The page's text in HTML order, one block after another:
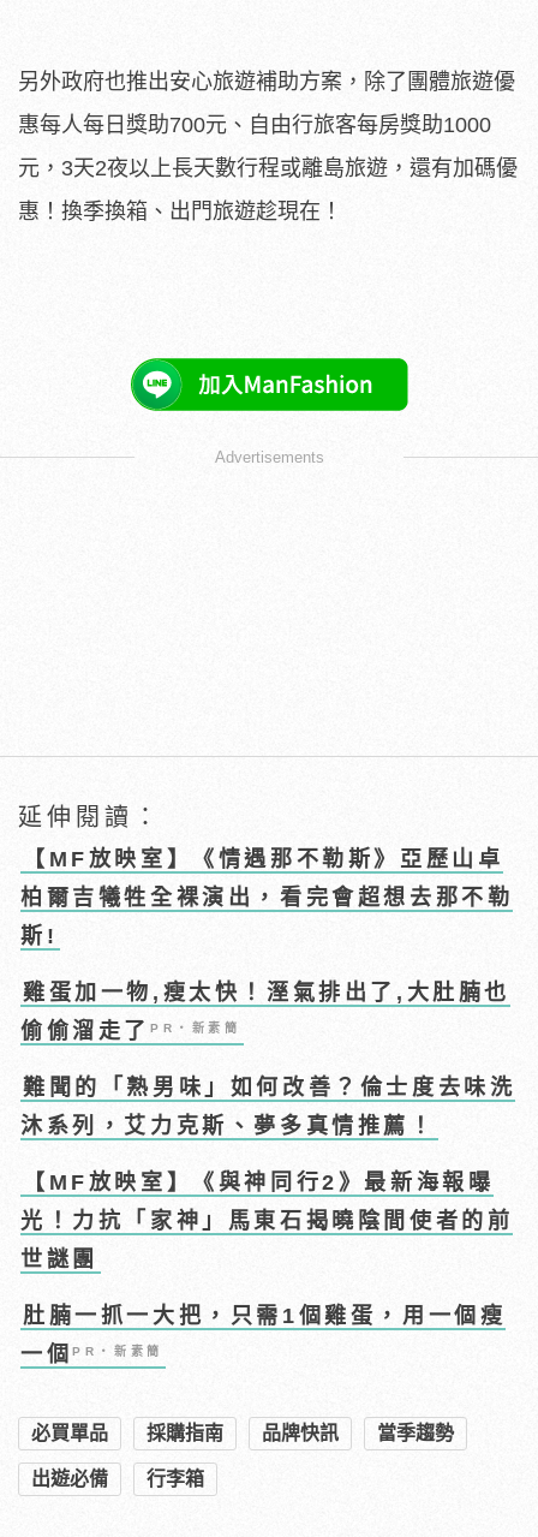
另外政府也推出安心旅遊補助方案，除了團體旅遊優
惠每人每日獎助700元、自由行旅客每房獎助1000
元，3天2夜以上長天數行程或離島旅遊，還有加碼優
惠！換季換箱、出門旅遊趁現在！
Advertisements
延伸閱讀：
【MF放映室】《情遇那不勒斯》亞歷山卓
柏爾吉犧牲全裸演出，看完會超想去那不勒
斯!
雞蛋加一物,瘦太快！溼氣排出了,大肚腩也
偷偷溜走了 PR・新素簡
難聞的「熟男味」如何改善？倫士度去味洗
沐系列，艾力克斯、夢多真情推薦！
【MF放映室】《與神同行2》最新海報曝
光！力抗「家神」馬東石揭曉陰間使者的前
世謎團
肚腩一抓一大把，只需1個雞蛋，用一個瘦
一個PR・新素簡
必買單品 採購指南 品牌快訊 當季趨勢
出遊必備 行李箱